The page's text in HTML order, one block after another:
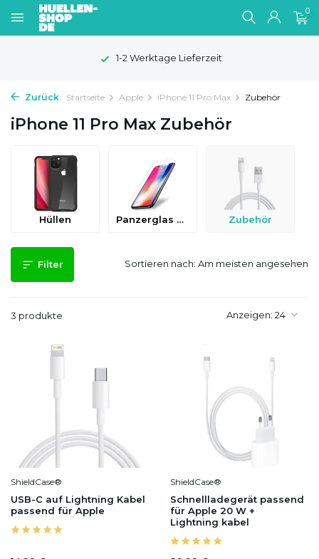
0
1-2 Werktage Lieferzeit
Zurück Startseite Apple iPhone 11 Pro Max Zubehör
iPhone 11 Pro Max Zubehör
Hüllen Panzerglas & Schutzfolien Zubehör
Filter
3 produkte Anzeigen:
Sortieren nach:
ShieldCase®
USB-C auf Lightning Kabel
passend für Apple
ShieldCase®
Schnellladegerät passend
für Apple 20 W +
Lightning kabel